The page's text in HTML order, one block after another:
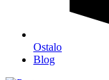
Ostalo
Blog